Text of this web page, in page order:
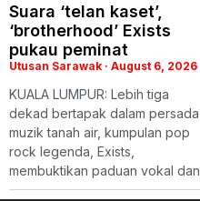
Suara ‘telan kaset’,
‘brotherhood’ Exists
pukau peminat
Utusan Sarawak August 6, 2026
KUALA LUMPUR: Lebih tiga
dekad bertapak dalam persada
muzik tanah air, kumpulan pop
rock legenda, Exists,
membuktikan paduan vokal dan